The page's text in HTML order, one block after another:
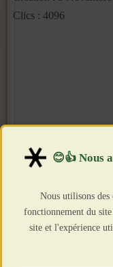
Clics : 4096
Nous utilisons des
fonctionnement du site
site et l'expérience